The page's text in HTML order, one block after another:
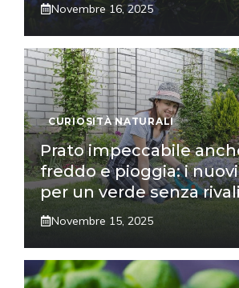
Novembre 16, 2025
CURIOSITÀ NATURALI
Prato impeccabile
freddo e pioggia: i
per un verde senza
Novembre 15, 2025